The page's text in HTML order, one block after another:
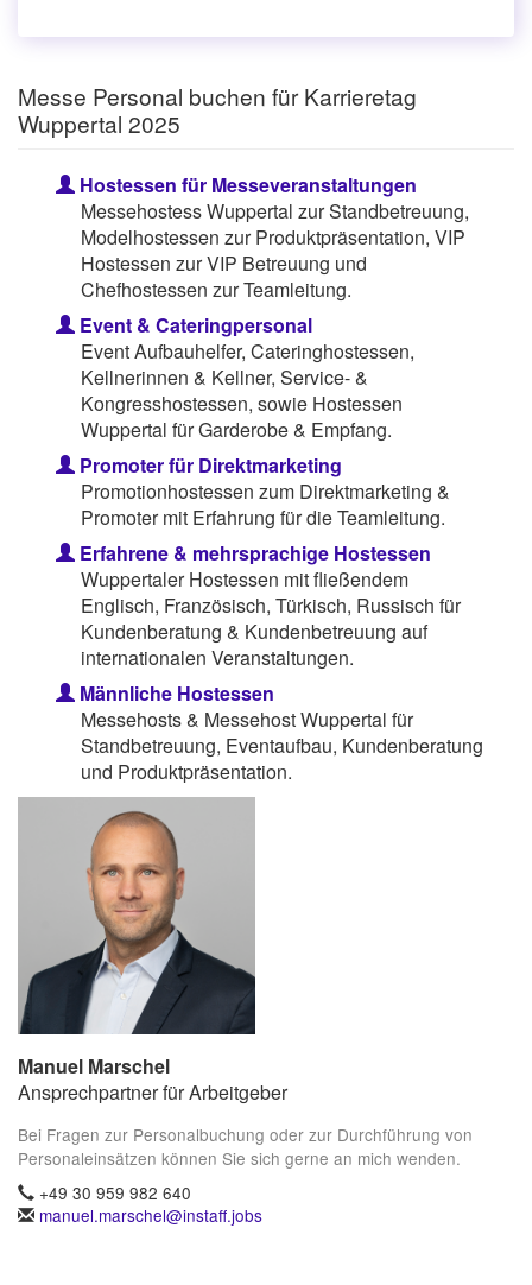
Messe Personal buchen für Karrieretag
Wuppertal 2025
Hostessen für Messeveranstaltungen
Messehostess Wuppertal zur Standbetreuung,
Modelhostessen zur Produktpräsentation, VIP
Hostessen zur VIP Betreuung und
Chefhostessen zur Teamleitung.
Event & Cateringpersonal
Event Aufbauhelfer, Cateringhostessen,
Kellnerinnen & Kellner, Service- &
Kongresshostessen, sowie Hostessen
Wuppertal für Garderobe & Empfang.
Promoter für Direktmarketing
Promotionhostessen zum Direktmarketing &
Promoter mit Erfahrung für die Teamleitung.
Erfahrene & mehrsprachige Hostessen
Wuppertaler Hostessen mit fließendem
Englisch, Französisch, Türkisch, Russisch für
Kundenberatung & Kundenbetreuung auf
internationalen Veranstaltungen.
Männliche Hostessen
Messehosts & Messehost Wuppertal für
Standbetreuung, Eventaufbau, Kundenberatung
und Produktpräsentation.
Manuel Marschel
Ansprechpartner für Arbeitgeber
Bei Fragen zur Personalbuchung oder zur Durchführung von
Personaleinsätzen können Sie sich gerne an mich wenden.
+49 30 959 982 640
manuel.marschel@instaff.jobs